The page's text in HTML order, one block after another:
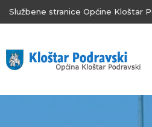
Službene stranice Općine Kloštar